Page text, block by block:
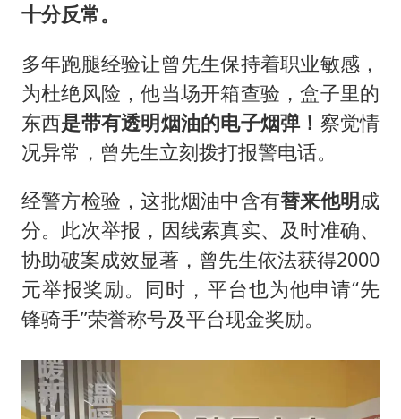
十分反常。
多年跑腿经验让曾先生保持着职业敏感，
为杜绝风险，他当场开箱查验，盒子里的
东西是带有透明烟油的电子烟弹！ 察觉情
况异常，曾先生立刻拨打报警电话。
经警方检验，这批烟油中含有替来他明成
分。此次举报，因线索真实、及时准确、
协助破案成效显著，曾先生依法获得2000
元举报奖励。同时，平台也为他申请“先
锋骑手”荣誉称号及平台现金奖励。